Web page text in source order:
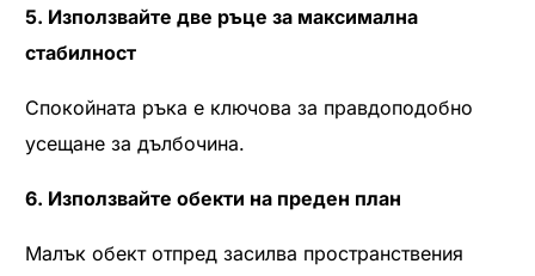
5. Използвайте две ръце за максимална
стабилност
Спокойната ръка е ключова за правдоподобно
усещане за дълбочина.
6. Използвайте обекти на преден план
Малък обект отпред засилва пространствения